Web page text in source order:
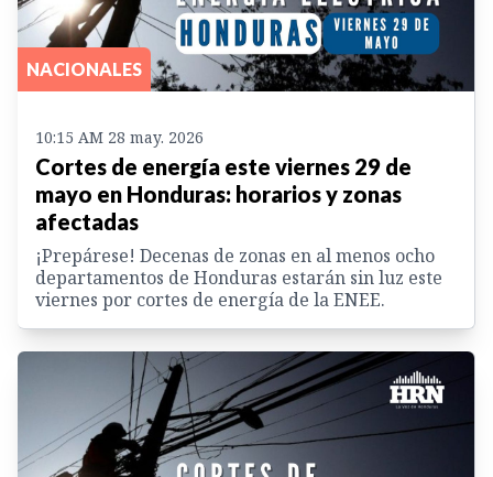
NACIONALES
10:15 AM 28 may. 2026
Cortes de energía este viernes 29 de
mayo en Honduras: horarios y zonas
afectadas
¡Prepárese! Decenas de zonas en al menos ocho
departamentos de Honduras estarán sin luz este
viernes por cortes de energía de la ENEE.